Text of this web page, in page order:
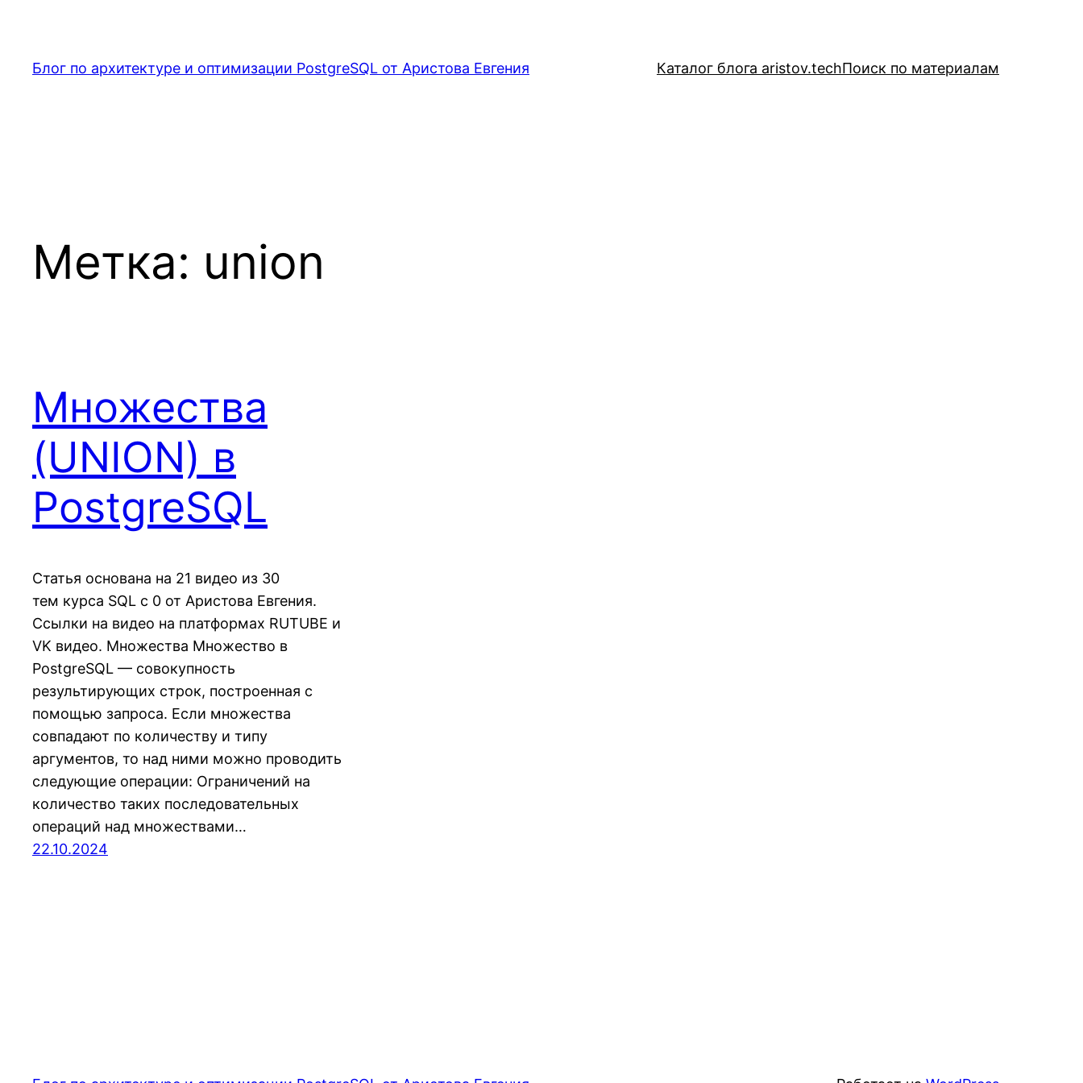
содержимому
Блог по архитектуре и оптимизации PostgreSQL от Аристова Евгения Каталог блога aristov.techПоиск по материалам
Метка: union
Множества
(UNION) в
PostgreSQL
Статья основана на 21 видео из 30
тем курса SQL c 0 от Аристова Евгения.
Ссылки на видео на платформах RUTUBE и
VK видео. Множества Множество в
PostgreSQL — совокупность
результирующих строк, построенная с
помощью запроса. Если множества
совпадают по количеству и типу
аргументов, то над ними можно проводить
следующие операции: Ограничений на
количество таких последовательных
операций над множествами…
22.10.2024